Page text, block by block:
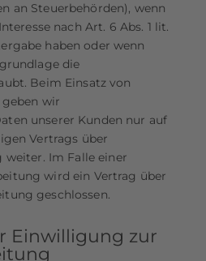
an Steuerbehörden), wenn
nach Art. 6 Abs. 1 lit.
haben oder wenn
die
Beim Einsatz von
wir
unserer Kunden nur auf
Vertrags über
Im Falle einer
wird ein Vertrag über
geschlossen.
Einwilligung zur